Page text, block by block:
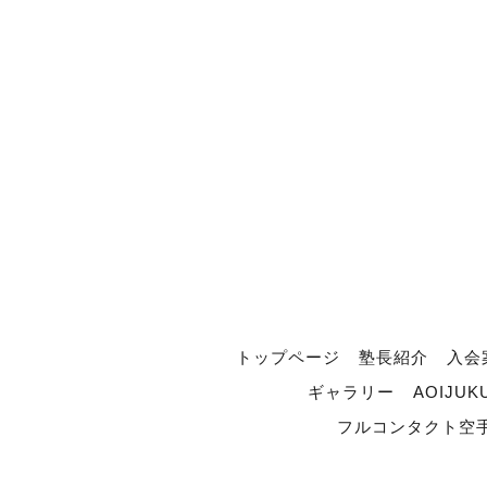
トップページ 塾長紹介
入
ギャラリー
フルコンタクト空